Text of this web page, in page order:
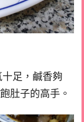
足，鹹香夠
肚子的高手。